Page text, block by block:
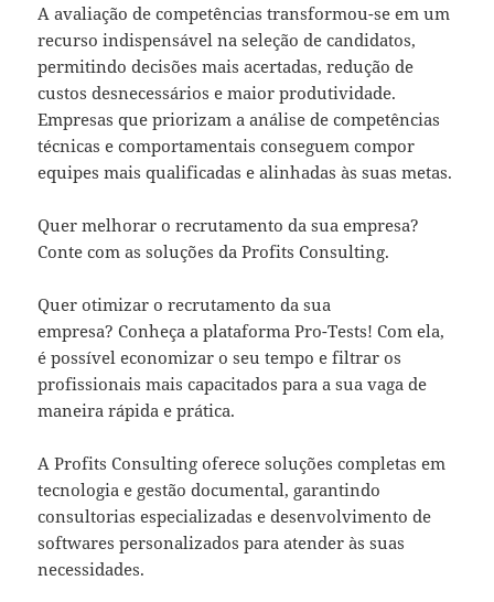
A avaliação de competências transformou-se em um
recurso indispensável na seleção de candidatos,
permitindo decisões mais acertadas, redução de
custos desnecessários e maior produtividade.
Empresas que priorizam a análise de competências
técnicas e comportamentais conseguem compor
equipes mais qualificadas e alinhadas às suas metas.
Quer melhorar o recrutamento da sua empresa?
Conte com as soluções da Profits Consulting.
Quer otimizar o recrutamento da sua
empresa? Conheça a plataforma Pro-Tests! Com ela,
é possível economizar o seu tempo e filtrar os
profissionais mais capacitados para a sua vaga de
maneira rápida e prática.
A Profits Consulting oferece soluções completas em
tecnologia e gestão documental, garantindo
consultorias especializadas e desenvolvimento de
softwares personalizados para atender às suas
necessidades.